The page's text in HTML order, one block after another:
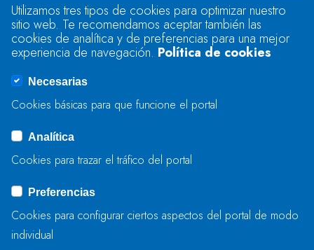
Se produjo un error al cargar el campo
"text".
Se produjo un error al cargar el campo
ENVIAR
Utilizamos tres tipos de cookies para optimizar nuestro
sitio web. Te recomendamos aceptar también las
cookies de analítica y de preferencias para una mejor
experiencia de navegación. Política de cookies
Necesarias
Cookies básicas para que funcione el portal
Analítica
Cookies para trazar el tráfico del portal
Preferencias
Cookies para configurar ciertos aspectos del portal de modo
individual